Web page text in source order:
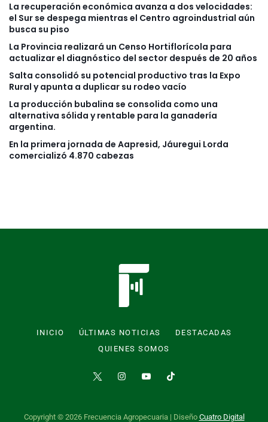
La recuperación económica avanza a dos velocidades:
el Sur se despega mientras el Centro agroindustrial aún
busca su piso
La Provincia realizará un Censo Hortiflorícola para
actualizar el diagnóstico del sector después de 20 años
Salta consolidó su potencial productivo tras la Expo
Rural y apunta a duplicar su rodeo vacío
La producción bubalina se consolida como una
alternativa sólida y rentable para la ganadería
argentina.
En la primera jornada de Aapresid, Jáuregui Lorda
comercializó 4.870 cabezas
INICIO ÚLTIMAS NOTICIAS
DESTACADAS
QUIENES SOMOS
Copyright © 2026 Frecuencia Agropecuaria | Diseño Cuatro Digital